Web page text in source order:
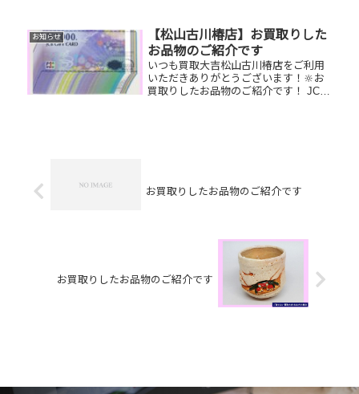
です！🎊日頃のご愛顧の感謝を込めて
お買取り￥11,500以上のお客様...
お知らせ
【松山古川椿店】お買取りした
お品物のご紹介です
いつも買取大吉松山古川椿店をご利用
いただきありがとうございます！🔆お
買取りしたお品物のご紹介です！ JCB
お買取りしたお品物のご紹介です
お買取りしたお品物のご紹介です